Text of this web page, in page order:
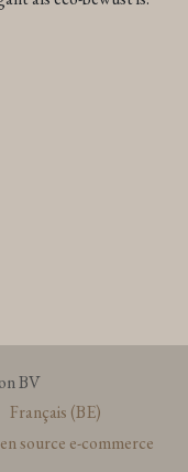
BV
Français (BE)
source e-commerce